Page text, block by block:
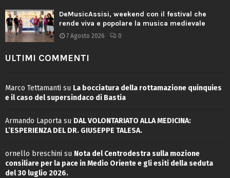
DeMusicAssisi, weekend con il festival che
rende viva e popolare la musica medievale
7 Agosto 2026 0
ULTIMI COMMENTI
Marco Tettamanti su La bocciatura della rottamazione quinquies
e il caso del supersindaco di Bastia
Armando Laporta su DAL VOLONTARIATO ALLA MEDICINA:
L’ESPERIENZA DEL DR. GIUSEPPE TALESA.
ornello breschini su Nota del Centrodestra sulla mozione
consiliare per la pace in Medio Oriente e gli esiti della seduta
del 30 luglio 2026.